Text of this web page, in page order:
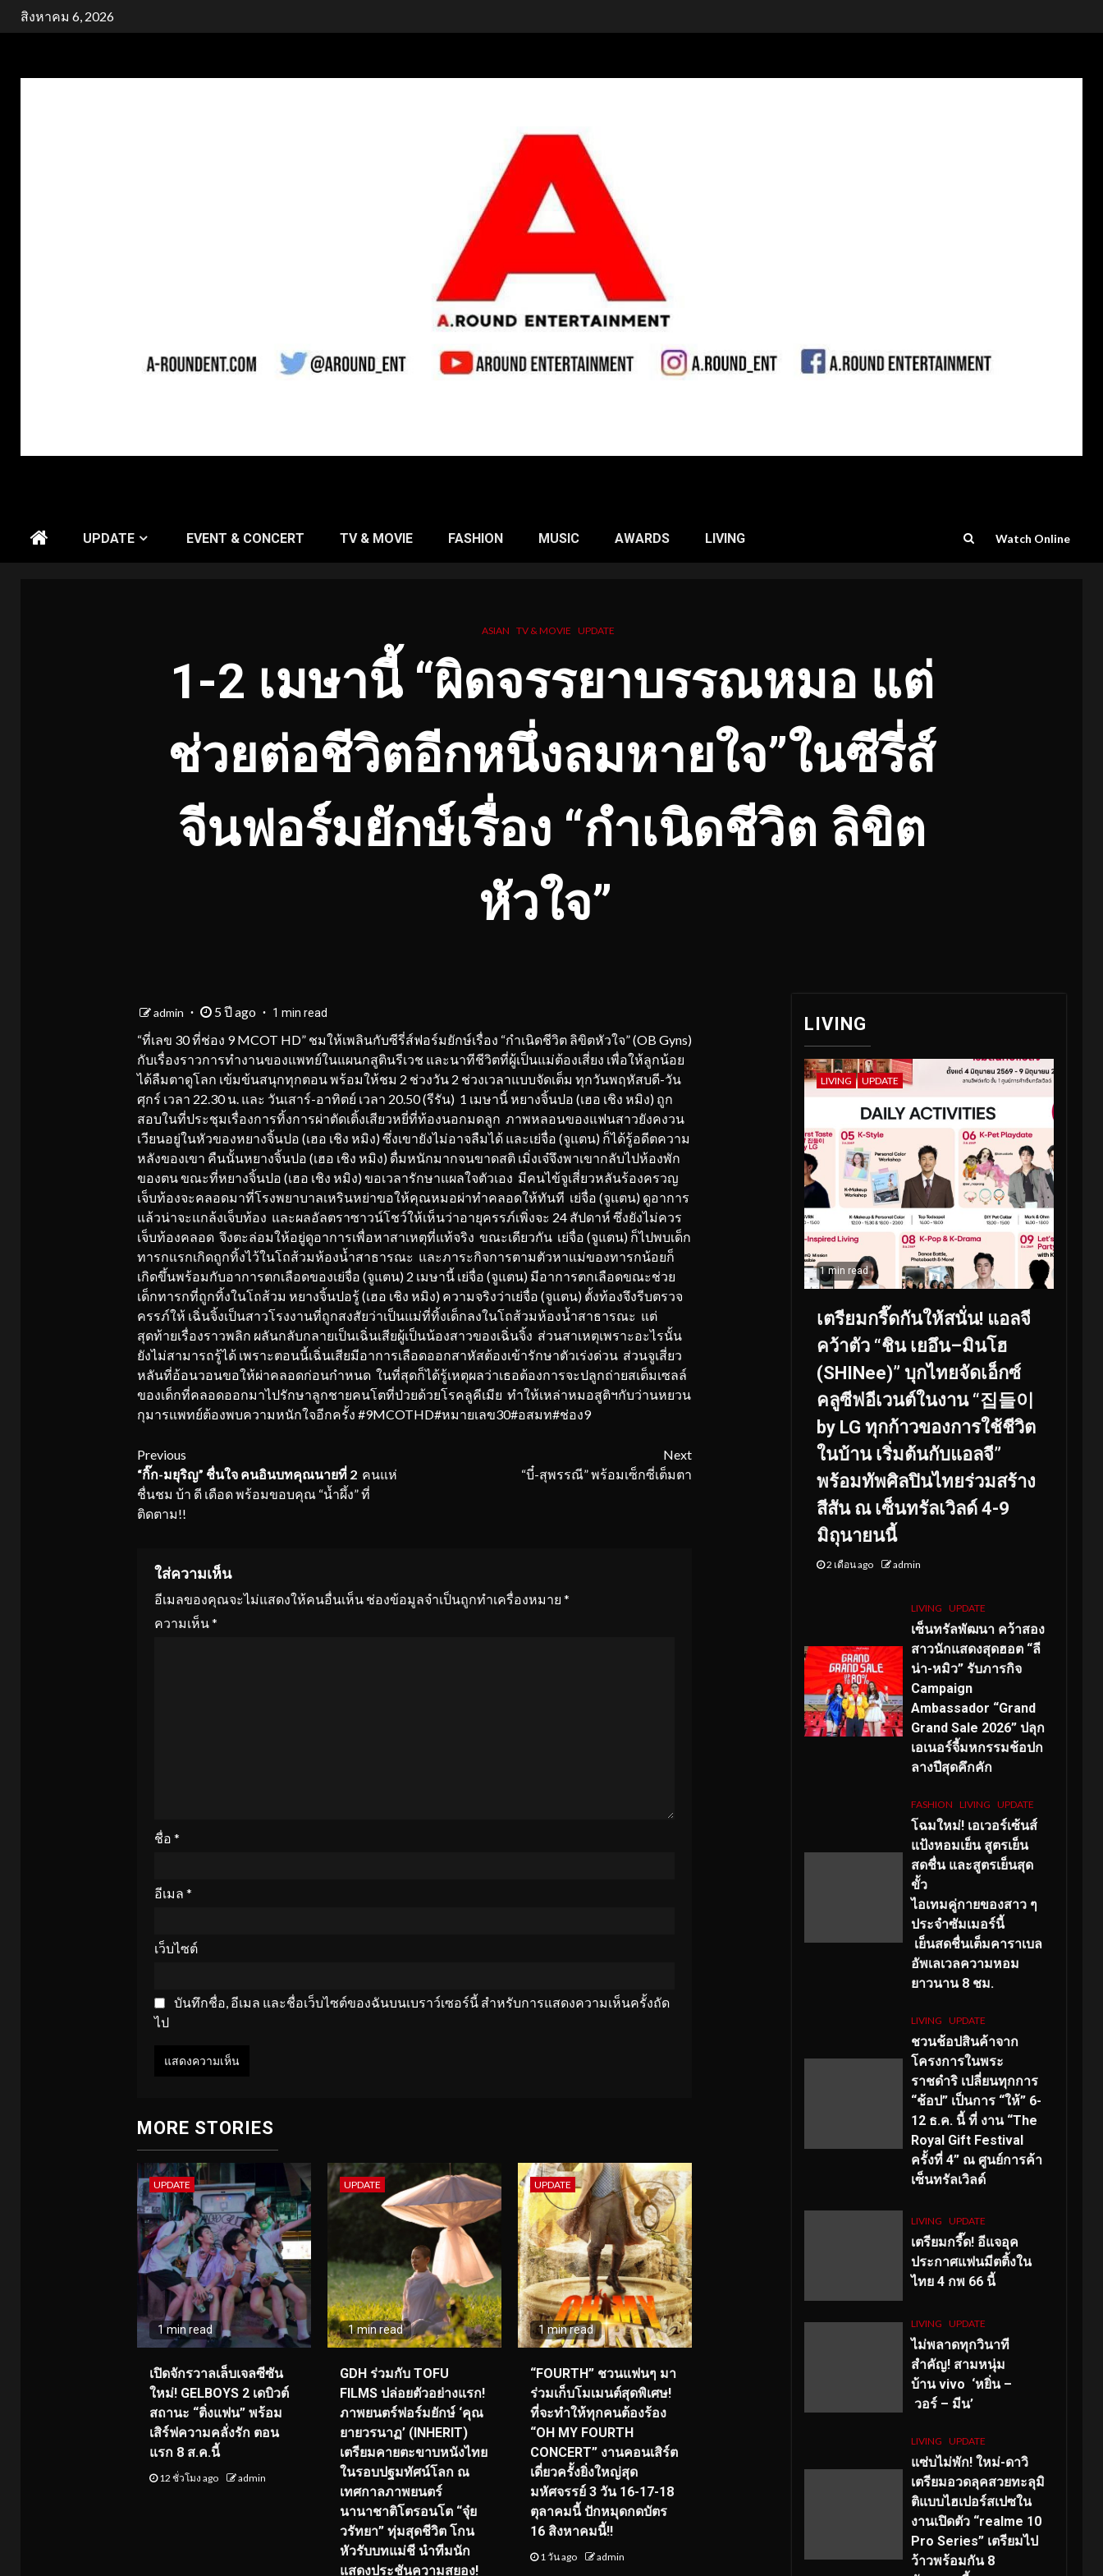
Skipสิงหาคม 6, 2026
UPDATE EVENT & CONCERT TV & MOVIE FASHION MUSIC AWARDS LIVING Watch Online
ASIAN TV & MOVIE UPDATE
1-2 เมษานี้ “ผิดจรรยาบรรณหมอ แต่
ช่วยต่อชีวิตอีกหนึ่งลมหายใจ”ในซีรี่ส์
จีนฟอร์มยักษ์เรื่อง “กำเนิดชีวิต ลิขิต
หัวใจ”
admin 5 ปี ago 1 min read
“ที่เลข 30 ที่ช่อง 9 MCOT HD” ชมให้เพลินกับซีรี่ส์ฟอร์มยักษ์เรื่อง “กำเนิดชีวิต ลิขิตหัวใจ” (OB Gyns)
กับเรื่องราวการทำงานของแพทย์ในแผนกสูตินรีเวช และนาทีชีวิตที่ผู้เป็นแม่ต้องเสี่ยง เพื่อให้ลูกน้อย
ได้ลืมตาดูโลก เข้มข้นสนุกทุกตอน พร้อมให้ชม 2 ช่วงวัน 2 ช่วงเวลาแบบจัดเต็ม ทุกวันพฤหัสบดี-วัน
ศุกร์ เวลา 22.30 น. และ วันเสาร์-อาทิตย์ เวลา 20.50 (รีรัน) 1 เมษานี้ หยางจิ้นปอ (เฮอ เชิง หมิง) ถูก
สอบในที่ประชุมเรื่องการทิ้งการผ่าตัดเติ้งเสียวหยี่ที่ท้องนอกมดลูก ภาพหลอนของแฟนสาวยังคงวน
เวียนอยู่ในหัวของหยางจิ้นปอ (เฮอ เชิง หมิง) ซึ่งเขายังไม่อาจลืมได้ และเย่จื่อ (จูแตน) ก็ได้รู้อดีตความ
หลังของเขา คืนนั้นหยางจิ้นปอ (เฮอ เชิง หมิง) ดื่มหนักมากจนขาดสติ เมิ่งเจ๋จึงพาเขากลับไปห้องพัก
ของตน ขณะที่หยางจิ้นปอ (เฮอ เชิง หมิง) ขอเวลารักษาแผลใจตัวเอง มีคนไข้จูเสี่ยวหลันร้องครวญ
เจ็บท้องจะคลอดมาที่โรงพยาบาลเหรินหย่าขอให้คุณหมอผ่าทำคลอดให้ทันที เย่จื่อ (จูแตน) ดูอาการ
แล้วน่าจะแกล้งเจ็บท้อง และผลอัลตราซาวน์โชว์ให้เห็นว่าอายุครรภ์เพิ่งจะ 24 สัปดาห์ ซึ่งยังไม่ควร
เจ็บท้องคลอด จึงตะล่อมให้อยู่ดูอาการเพื่อหาสาเหตุที่แท้จริง ขณะเดียวกัน เย่จื่อ (จูแตน) ก็ไปพบเด็ก
ทารกแรกเกิดถูกทิ้งไว้ในโถส้วมห้องน้ำสาธารณะ และภาระกิจการตามตัวหาแม่ของทารกน้อยก็
เกิดขึ้นพร้อมกับอาการตกเลือดของเย่จื่อ (จูแตน) 2 เมษานี้ เย่จื่อ (จูแตน) มีอาการตกเลือดขณะช่วย
เด็กทารกที่ถูกทิ้งในโถส้วม หยางจิ้นปอรู้ (เฮอ เชิง หมิง) ความจริงว่าเย่จื่อ (จูแตน) ตั้งท้องจึงรีบตรวจ
ครรภ์ให้ เฉิ่นจิ้งเป็นสาวโรงงานที่ถูกสงสัยว่าเป็นแม่ที่ทิ้งเด็กลงในโถส้วมห้องน้ำสาธารณะ แต่
สุดท้ายเรื่องราวพลิก ผลันกลับกลายเป็นเฉิ่นเสียผู้เป็นน้องสาวของเฉิ่นจิ้ง ส่วนสาเหตุเพราะอะไรนั้น
ยังไม่สามารถรู้ได้ เพราะตอนนี้เฉิ่นเสียมีอาการเลือดออกสาหัสต้องเข้ารักษาตัวเร่งด่วน ส่วนจูเสี่ยว
หลันที่อ้อนวอนขอให้ผ่าคลอดก่อนกำหนด ในที่สุดก็ได้รู้เหตุผลว่าเธอต้องการจะปลูกถ่ายสเต็มเซลล์
ของเด็กที่คลอดออกมาไปรักษาลูกชายคนโตที่ป่วยด้วยโรคลูคีเมีย ทำให้เหล่าหมอสูติฯกับว่านหยวน
กุมารแพทย์ต้องพบความหนักใจอีกครั้ง #9MCOTHD#หมายเลข30#อสมท#ช่อง9
Continue
Reading
Previous
“กิ๊ก-มยุริญ” ชื่นใจ คนอินบทคุณนายที่ 2 คนแห่
ชื่นชม บ้า ดี เดือด พร้อมขอบคุณ “น้ำผึ้ง” ที่
ติดตาม!!
Next
“บี๋-สุพรรณี” พร้อมเซ็กซี่เต็มตา
ใส่ความเห็น
อีเมลของคุณจะไม่แสดงให้คนอื่นเห็น ช่องข้อมูลจำเป็นถูกทำเครื่องหมาย *
ความเห็น*
ชื่อ *
อีเมล *
เว็บไซต์
บันทึกชื่อ, อีเมล และชื่อเว็บไซต์ของฉันบนเบราว์เซอร์นี้ สำหรับการแสดงความเห็นครั้งถัด
ไป
MORE STORIES
UPDATE
1 min read
เปิดจักรวาลเล็บเจลซีซัน
ใหม่! GELBOYS 2 เดบิวต์
สถานะ “ติ่งแฟน” พร้อม
เสิร์ฟความคลั่งรัก ตอน
แรก 8 ส.ค.นี้
12 ชั่วโมง ago admin
UPDATE
1 min read
GDH ร่วมกับ TOFU
FILMS ปล่อยตัวอย่างแรก!
ภาพยนตร์ฟอร์มยักษ์ ‘คุณ
ยายวรนาฏ’ (INHERIT)
เตรียมคายตะขาบหนังไทย
ในรอบปฐมทัศน์โลก ณ
เทศกาลภาพยนตร์
นานาชาติโตรอนโต “จุ๋ย
วรัทยา” ทุ่มสุดชีวิต โกน
หัวรับบทแม่ชี นำทีมนัก
แสดงประชันความสยอง!
UPDATE
1 min read
“FOURTH” ชวนแฟนๆ มา
ร่วมเก็บโมเมนต์สุดพิเศษ!
ที่จะทำให้ทุกคนต้องร้อง
“OH MY FOURTH
CONCERT” งานคอนเสิร์ต
เดี่ยวครั้งยิ่งใหญ่สุด
มหัศจรรย์ 3 วัน 16-17-18
ตุลาคมนี้ ปักหมุดกดบัตร
16 สิงหาคมนี้!!
1 วัน ago admin
LIVING
LIVING UPDATE
1 min read
เตรียมกรี๊ดกันให้สนั่น! แอลจี
คว้าตัว “ชิน เยอึน–มินโฮ
(SHINee)” บุกไทยจัดเอ็กซ์
คลูซีฟอีเวนต์ในงาน “집들이
by LG ทุกก้าวของการใช้ชีวิต
ในบ้าน เริ่มต้นกับแอลจี”
พร้อมทัพศิลปินไทยร่วมสร้าง
สีสัน ณ เซ็นทรัลเวิลด์ 4-9
มิถุนายนนี้
2 เดือน ago admin
LIVING UPDATE
เซ็นทรัลพัฒนา คว้าสอง
สาวนักแสดงสุดฮอต “ลี
น่า-หมิว” รับภารกิจ
Campaign
Ambassador “Grand
Grand Sale 2026” ปลุก
เอเนอร์จี้มหกรรมช้อปก
ลางปีสุดคึกคัก
FASHION LIVING UPDATE
โฉมใหม่! เอเวอร์เซ้นส์
แป้งหอมเย็น สูตรเย็น
สดชื่น และสูตรเย็นสุด
ขั้ว
ไอเทมคู่กายของสาว ๆ
ประจำซัมเมอร์นี้
เย็นสดชื่นเต็มคาราเบล
อัพเลเวลความหอม
ยาวนาน 8 ชม.
LIVING UPDATE
ชวนช้อปสินค้าจาก
โครงการในพระ
ราชดำริ เปลี่ยนทุกการ
“ช้อป” เป็นการ “ให้” 6-
12 ธ.ค. นี้ ที่ งาน “The
Royal Gift Festival
ครั้งที่ 4” ณ ศูนย์การค้า
เซ็นทรัลเวิลด์
LIVING UPDATE
เตรียมกรี๊ด! อีแจอุค
ประกาศแฟนมีตติ้งใน
ไทย 4 กพ 66 นี้
LIVING UPDATE
ไม่พลาดทุกวินาที
สำคัญ! สามหนุ่ม
บ้าน vivo ‘หยิ่น –
วอร์ – มีน’
LIVING UPDATE
แซ่บไม่พัก! ใหม่-ดาวิ
เตรียมอวดลุคสวยทะลุมิ
ติแบบไฮเปอร์สเปซใน
งานเปิดตัว “realme 10
Pro Series” เตรียมไป
ว้าวพร้อมกัน 8